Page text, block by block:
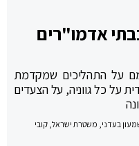
אדמו"רים
על התהליכים שמקדמת
על כל גווניה, על הצעדים
בעדני, משטרת ישראל, קובי